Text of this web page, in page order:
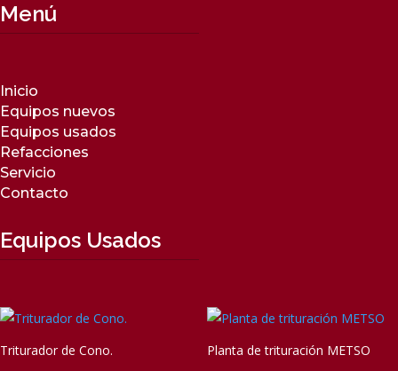
Menú
Inicio
Equipos nuevos
Equipos usados
Refacciones
Servicio
Contacto
Equipos Usados
Triturador de Cono. Planta de trituración METSO